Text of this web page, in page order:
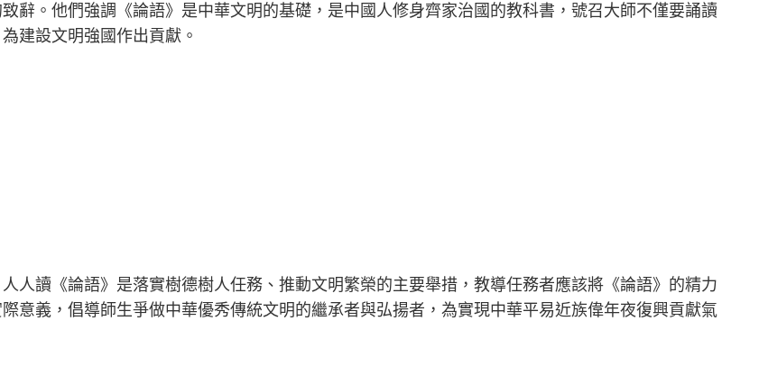
辭。他們強調《論語》是中華文明的基礎，是中國人修身齊家治國的教科書，號召大師不僅要誦讀
建設文明強國作出貢獻。
人讀《論語》是落實樹德樹人任務、推動文明繁榮的主要舉措，教導任務者應該將《論語》的精力
意義，倡導師生爭做中華優秀傳統文明的繼承者與弘揚者，為實現中華平易近族偉年夜復興貢獻氣